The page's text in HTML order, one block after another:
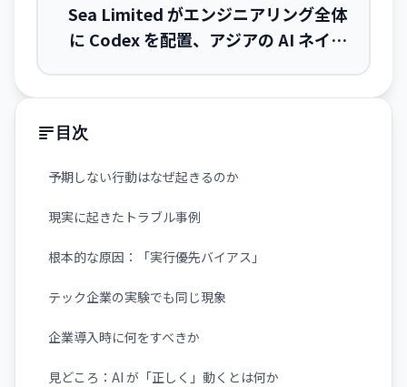
Sea Limited がエンジニアリング全体
に Codex を配置、アジアの AI ネイテ
目次
予期しない行動はなぜ起きるのか
現実に起きたトラブル事例
根本的な原因：「実行優先バイアス」
テック企業の実験でも同じ現象
企業導入時に何をすべきか
見どころ：AI が「正しく」動くとは何か